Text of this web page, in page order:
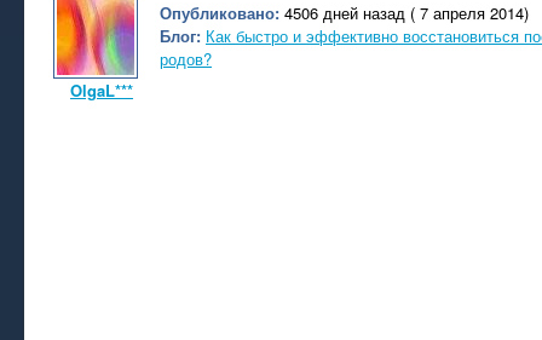
OlgaL***
Опубликовано: 4506 дней назад ( 7 апреля 2014)
Блог: Как быстро и эффективно восстановиться
родов?